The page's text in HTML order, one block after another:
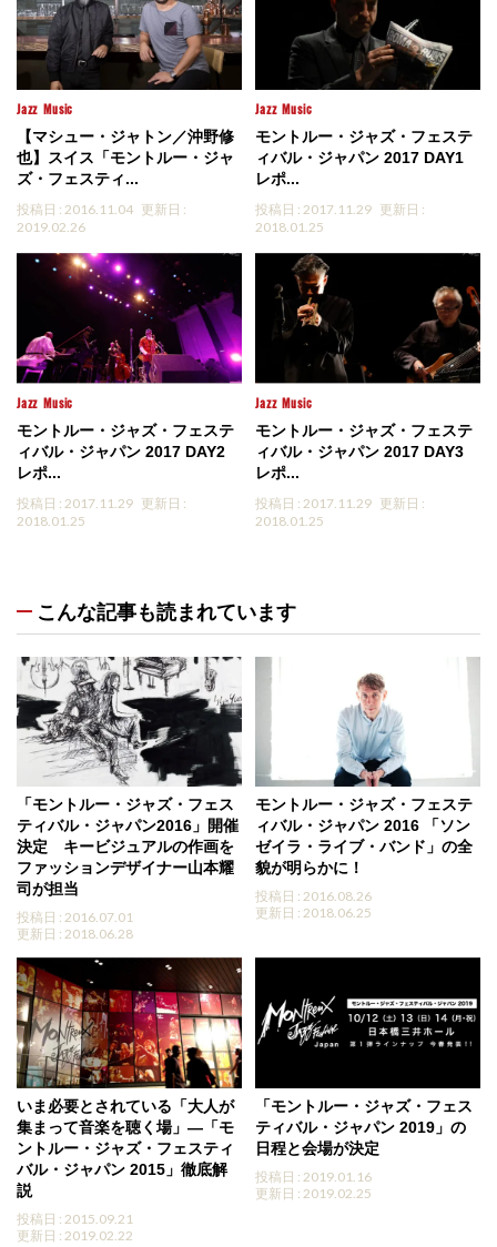
Jazz Music
【マシュー・ジャトン／沖野修
也】スイス「モントルー・ジャ
ズ・フェスティ...
投稿日 : 2016.11.04 更新日 :
2019.02.26
Jazz Music
モントルー・ジャズ・フェステ
ィバル・ジャパン 2017 DAY1
レポ...
投稿日 : 2017.11.29 更新日 :
2018.01.25
Jazz Music
モントルー・ジャズ・フェステ
ィバル・ジャパン 2017 DAY2
レポ...
投稿日 : 2017.11.29 更新日 :
2018.01.25
Jazz Music
モントルー・ジャズ・フェステ
ィバル・ジャパン 2017 DAY3
レポ...
投稿日 : 2017.11.29 更新日 :
2018.01.25
こんな記事も読まれています
「モントルー・ジャズ・フェス
ティバル・ジャパン2016」開催
決定 キービジュアルの作画を
ファッションデザイナー山本耀
司が担当
投稿日 : 2016.07.01
更新日 : 2018.06.28
モントルー・ジャズ・フェステ
ィバル・ジャパン 2016 「ソン
ゼイラ・ライブ・バンド」の全
貌が明らかに！
投稿日 : 2016.08.26
更新日 : 2018.06.25
いま必要とされている「大人が
集まって音楽を聴く場」―「モ
ントルー・ジャズ・フェスティ
バル・ジャパン 2015」徹底解
説
投稿日 : 2015.09.21
更新日 : 2019.02.22
「モントルー・ジャズ・フェス
ティバル・ジャパン 2019」の
日程と会場が決定
投稿日 : 2019.01.16
更新日 : 2019.02.25